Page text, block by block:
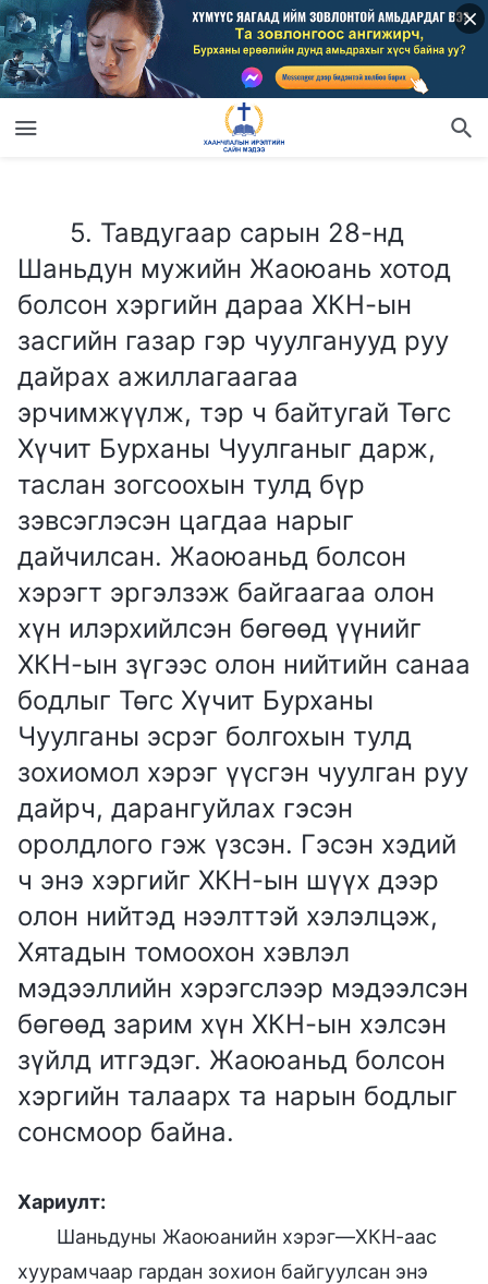
5. Тавдугаар сарын 28-нд
Шаньдун мужийн Жаоюань хотод
болсон хэргийн дараа ХКН-ын
засгийн газар гэр чуулганууд руу
дайрах ажиллагаагаа
эрчимжүүлж, тэр ч байтугай Төгс
Хүчит Бурханы Чуулганыг дарж,
таслан зогсоохын тулд бүр
зэвсэглэсэн цагдаа нарыг
дайчилсан. Жаоюаньд болсон
хэрэгт эргэлзэж байгаагаа олон
хүн илэрхийлсэн бөгөөд үүнийг
ХКН-ын зүгээс олон нийтийн санаа
бодлыг Төгс Хүчит Бурханы
Чуулганы эсрэг болгохын тулд
зохиомол хэрэг үүсгэн чуулган руу
дайрч, дарангуйлах гэсэн
оролдлого гэж үзсэн. Гэсэн хэдий
ч энэ хэргийг ХКН-ын шүүх дээр
олон нийтэд нээлттэй хэлэлцэж,
Хятадын томоохон хэвлэл
мэдээллийн хэрэгслээр мэдээлсэн
бөгөөд зарим хүн ХКН-ын хэлсэн
зүйлд итгэдэг. Жаоюаньд болсон
хэргийн талаарх та нарын бодлыг
сонсмоор байна.
Хариулт:
Шаньдуны Жаоюанийн хэрэг—ХКН-аас
хуурамчаар гардан зохион байгуулсан энэ